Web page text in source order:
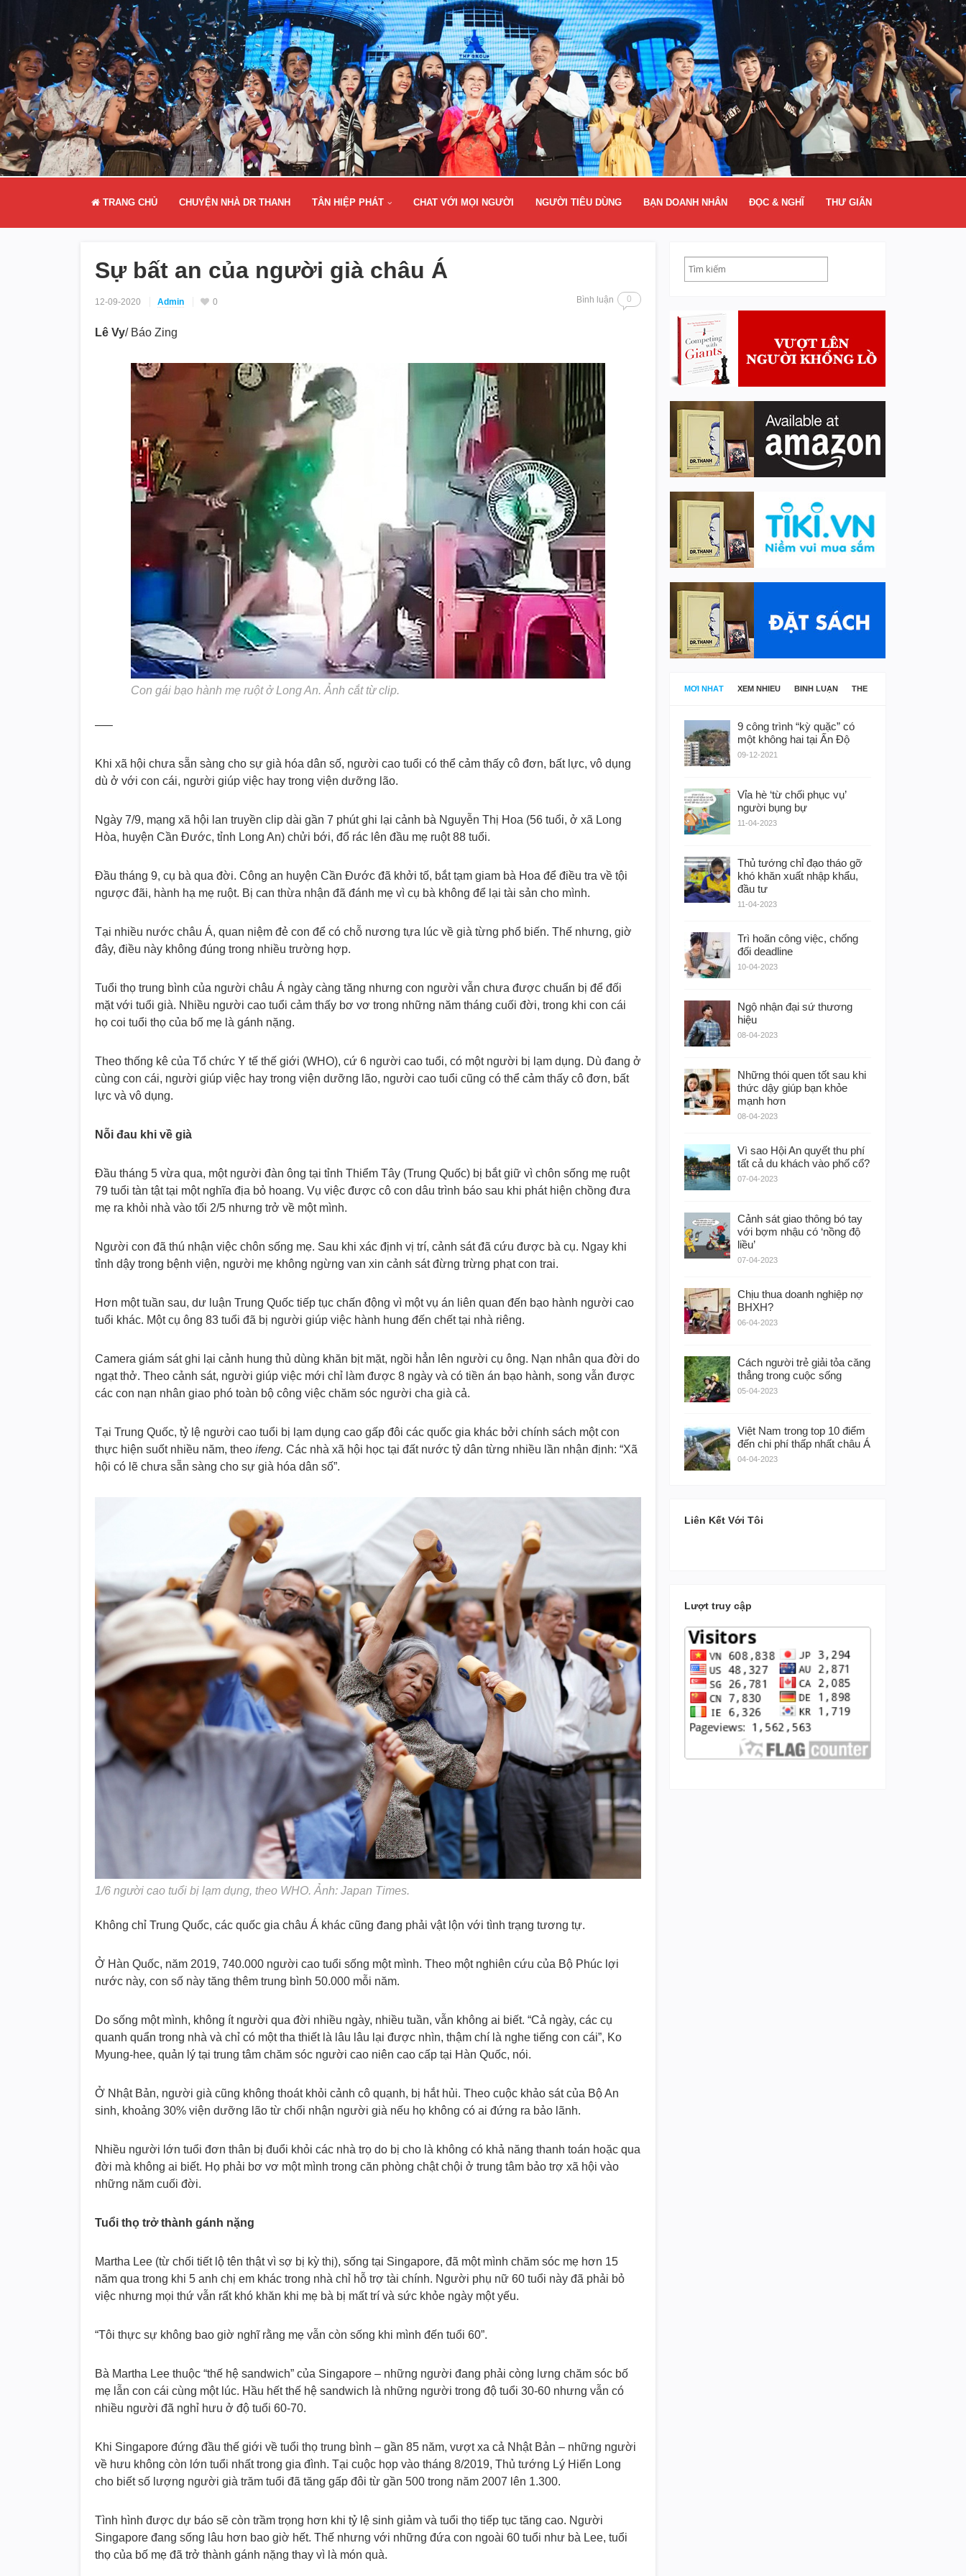
TRANG CHỦ CHUYỆN NHÀ DR THANH TÂN HIỆP PHÁT CHAT VỚI MỌI NGƯỜI NGƯỜI TIÊU DÙNG BẠN DOANH NHÂN ĐỌC & NGHĨ THƯ GIÃN
Sự bất an của người già châu Á
12-09-2020 Admin 0 Bình luận 0
Lê Vy/ Báo Zing
Con gái bạo hành mẹ ruột ở Long An. Ảnh cắt từ clip.
—–
Khi xã hội chưa sẵn sàng cho sự già hóa dân số, người cao tuổi có thể cảm thấy cô đơn, bất lực, vô dụng
dù ở với con cái, người giúp việc hay trong viện dưỡng lão.
Ngày 7/9, mạng xã hội lan truyền clip dài gần 7 phút ghi lại cảnh bà Nguyễn Thị Hoa (56 tuổi, ở xã Long
Hòa, huyện Cần Đước, tỉnh Long An) chửi bới, đổ rác lên đầu mẹ ruột 88 tuổi.
Đầu tháng 9, cụ bà qua đời. Công an huyện Cần Đước đã khởi tố, bắt tạm giam bà Hoa để điều tra về tội
ngược đãi, hành hạ mẹ ruột. Bị can thừa nhận đã đánh mẹ vì cụ bà không để lại tài sản cho mình.
Tại nhiều nước châu Á, quan niệm đẻ con để có chỗ nương tựa lúc về già từng phổ biến. Thế nhưng, giờ
đây, điều này không đúng trong nhiều trường hợp.
Tuổi thọ trung bình của người châu Á ngày càng tăng nhưng con người vẫn chưa được chuẩn bị để đối
mặt với tuổi già. Nhiều người cao tuổi cảm thấy bơ vơ trong những năm tháng cuối đời, trong khi con cái
họ coi tuổi thọ của bố mẹ là gánh nặng.
Theo thống kê của Tổ chức Y tế thế giới (WHO), cứ 6 người cao tuổi, có một người bị lạm dụng. Dù đang ở
cùng con cái, người giúp việc hay trong viện dưỡng lão, người cao tuổi cũng có thể cảm thấy cô đơn, bất
lực và vô dụng.
Nỗi đau khi về già
Đầu tháng 5 vừa qua, một người đàn ông tại tỉnh Thiểm Tây (Trung Quốc) bị bắt giữ vì chôn sống mẹ ruột
79 tuổi tàn tật tại một nghĩa địa bỏ hoang. Vụ việc được cô con dâu trình báo sau khi phát hiện chồng đưa
mẹ ra khỏi nhà vào tối 2/5 nhưng trở về một mình.
Người con đã thú nhận việc chôn sống mẹ. Sau khi xác định vị trí, cảnh sát đã cứu được bà cụ. Ngay khi
tỉnh dậy trong bệnh viện, người mẹ không ngừng van xin cảnh sát đừng trừng phạt con trai.
Hơn một tuần sau, dư luận Trung Quốc tiếp tục chấn động vì một vụ án liên quan đến bạo hành người cao
tuổi khác. Một cụ ông 83 tuổi đã bị người giúp việc hành hung đến chết tại nhà riêng.
Camera giám sát ghi lại cảnh hung thủ dùng khăn bịt mặt, ngồi hẳn lên người cụ ông. Nạn nhân qua đời do
ngạt thở. Theo cảnh sát, người giúp việc mới chỉ làm được 8 ngày và có tiền án bạo hành, song vẫn được
các con nạn nhân giao phó toàn bộ công việc chăm sóc người cha già cả.
Tại Trung Quốc, tỷ lệ người cao tuổi bị lạm dụng cao gấp đôi các quốc gia khác bởi chính sách một con
thực hiện suốt nhiều năm, theo ifeng. Các nhà xã hội học tại đất nước tỷ dân từng nhiều lần nhận định: “Xã
hội có lẽ chưa sẵn sàng cho sự già hóa dân số”.
1/6 người cao tuổi bị lạm dụng, theo WHO. Ảnh: Japan Times.
Không chỉ Trung Quốc, các quốc gia châu Á khác cũng đang phải vật lộn với tình trạng tương tự.
Ở Hàn Quốc, năm 2019, 740.000 người cao tuổi sống một mình. Theo một nghiên cứu của Bộ Phúc lợi
nước này, con số này tăng thêm trung bình 50.000 mỗi năm.
Do sống một mình, không ít người qua đời nhiều ngày, nhiều tuần, vẫn không ai biết. “Cả ngày, các cụ
quanh quẩn trong nhà và chỉ có một tha thiết là lâu lâu lại được nhìn, thậm chí là nghe tiếng con cái”, Ko
Myung-hee, quản lý tại trung tâm chăm sóc người cao niên cao cấp tại Hàn Quốc, nói.
Ở Nhật Bản, người già cũng không thoát khỏi cảnh cô quạnh, bị hắt hủi. Theo cuộc khảo sát của Bộ An
sinh, khoảng 30% viện dưỡng lão từ chối nhận người già nếu họ không có ai đứng ra bảo lãnh.
Nhiều người lớn tuổi đơn thân bị đuổi khỏi các nhà trọ do bị cho là không có khả năng thanh toán hoặc qua
đời mà không ai biết. Họ phải bơ vơ một mình trong căn phòng chật chội ở trung tâm bảo trợ xã hội vào
những năm cuối đời.
Tuổi thọ trở thành gánh nặng
Martha Lee (từ chối tiết lộ tên thật vì sợ bị kỳ thị), sống tại Singapore, đã một mình chăm sóc mẹ hơn 15
năm qua trong khi 5 anh chị em khác trong nhà chỉ hỗ trợ tài chính. Người phụ nữ 60 tuổi này đã phải bỏ
việc nhưng mọi thứ vẫn rất khó khăn khi mẹ bà bị mất trí và sức khỏe ngày một yếu.
“Tôi thực sự không bao giờ nghĩ rằng mẹ vẫn còn sống khi mình đến tuổi 60”.
Bà Martha Lee thuộc “thế hệ sandwich” của Singapore – những người đang phải còng lưng chăm sóc bố
mẹ lẫn con cái cùng một lúc. Hầu hết thế hệ sandwich là những người trong độ tuổi 30-60 nhưng vẫn có
nhiều người đã nghỉ hưu ở độ tuổi 60-70.
Khi Singapore đứng đầu thế giới về tuổi thọ trung bình – gần 85 năm, vượt xa cả Nhật Bản – những người
về hưu không còn lớn tuổi nhất trong gia đình. Tại cuộc họp vào tháng 8/2019, Thủ tướng Lý Hiển Long
cho biết số lượng người già trăm tuổi đã tăng gấp đôi từ gần 500 trong năm 2007 lên 1.300.
Tình hình được dự báo sẽ còn trầm trọng hơn khi tỷ lệ sinh giảm và tuổi thọ tiếp tục tăng cao. Người
Singapore đang sống lâu hơn bao giờ hết. Thế nhưng với những đứa con ngoài 60 tuổi như bà Lee, tuổi
thọ của bố mẹ đã trở thành gánh nặng thay vì là món quà.
MỚI NHẤT XEM NHIỀU BÌNH LUẬN THẺ
9 công trình “kỳ quặc” có
một không hai tại Ấn Độ
09-12-2021
Vỉa hè ‘từ chối phục vụ’
người bụng bự
11-04-2023
Thủ tướng chỉ đạo tháo gỡ
khó khăn xuất nhập khẩu,
đầu tư
11-04-2023
Trì hoãn công việc, chống
đối deadline
10-04-2023
Ngộ nhận đại sứ thương
hiệu
08-04-2023
Những thói quen tốt sau khi
thức dậy giúp bạn khỏe
mạnh hơn
08-04-2023
Vì sao Hội An quyết thu phí
tất cả du khách vào phố cổ?
07-04-2023
Cảnh sát giao thông bó tay
với bợm nhậu có ‘nồng độ
liều’
07-04-2023
Chịu thua doanh nghiệp nợ
BHXH?
06-04-2023
Cách người trẻ giải tỏa căng
thẳng trong cuộc sống
05-04-2023
Việt Nam trong top 10 điểm
đến chi phí thấp nhất châu Á
04-04-2023
Liên Kết Với Tôi
Lượt truy cập